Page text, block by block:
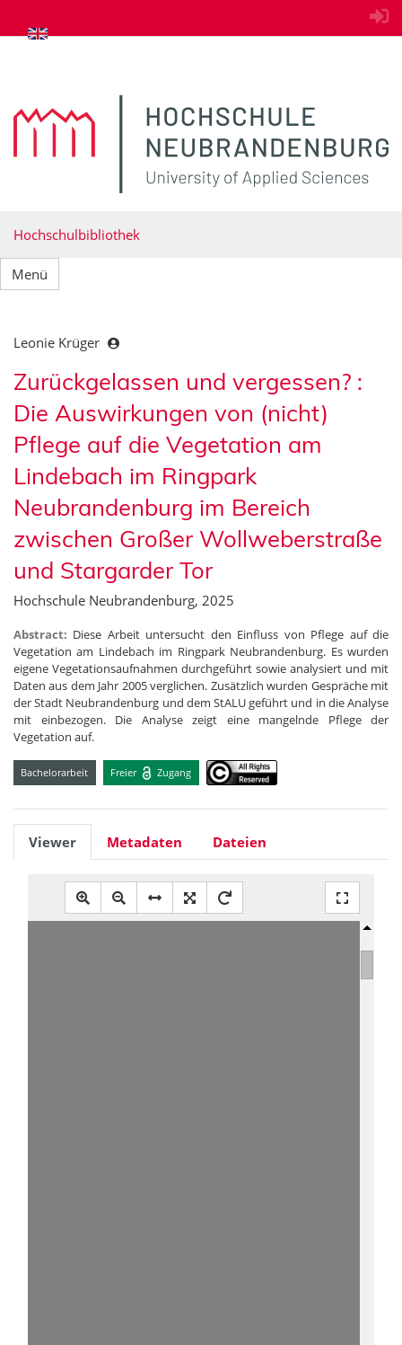
zum Inhalt springen
Hochschulbibliothek
Menü
Leonie Krüger
Zurückgelassen und vergessen? :
Die Auswirkungen von (nicht)
Pflege auf die Vegetation am
Lindebach im Ringpark
Neubrandenburg im Bereich
zwischen Großer Wollweberstraße
und Stargarder Tor
Hochschule Neubrandenburg, 2025
Abstract: Diese Arbeit untersucht den Einfluss von Pflege auf die
Vegetation am Lindebach im Ringpark Neubrandenburg. Es wurden
eigene Vegetationsaufnahmen durchgeführt sowie analysiert und mit
Daten aus dem Jahr 2005 verglichen. Zusätzlich wurden Gespräche mit
der Stadt Neubrandenburg und dem StALU geführt und in die Analyse
mit einbezogen. Die Analyse zeigt eine mangelnde Pflege der
Vegetation auf.
Bachelorarbeit Freier Zugang
Viewer Metadaten Dateien